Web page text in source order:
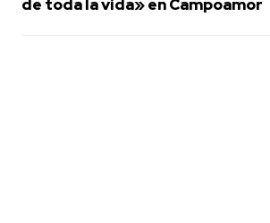
de toda la vida» en Campoamor